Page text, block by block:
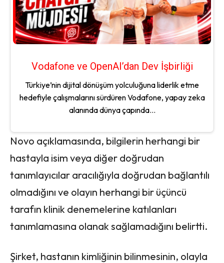
Vodafone ve OpenAI’dan Dev İşbirliği
Türkiye’nin dijital dönüşüm yolculuğuna liderlik etme
hedefiyle çalışmalarını sürdüren Vodafone, yapay zeka
alanında dünya çapında...
Novo açıklamasında, bilgilerin herhangi bir
hastayla isim veya diğer doğrudan
tanımlayıcılar aracılığıyla doğrudan bağlantılı
olmadığını ve olayın herhangi bir üçüncü
tarafın klinik denemelerine katılanları
tanımlamasına olanak sağlamadığını belirtti.
Şirket, hastanın kimliğinin bilinmesinin, olayla